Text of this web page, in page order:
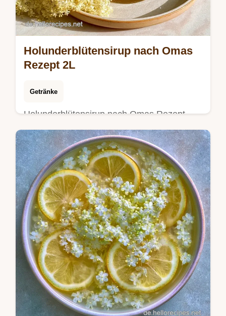
Holunderblütensirup nach Omas
Rezept 2L
Getränke
Holunderblütensirup nach Omas Rezept
schmeckt wie Sommer. Wir setzen den
Holundersirup kalt an mit Zitronensäure.
Inklusive Portionsrechner für 2 Liter.